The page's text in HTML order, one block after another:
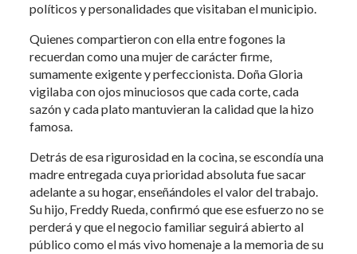
políticos y personalidades que visitaban el municipio.
Quienes compartieron con ella entre fogones la
recuerdan como una mujer de carácter firme,
sumamente exigente y perfeccionista. Doña Gloria
vigilaba con ojos minuciosos que cada corte, cada
sazón y cada plato mantuvieran la calidad que la hizo
famosa.
Detrás de esa rigurosidad en la cocina, se escondía una
madre entregada cuya prioridad absoluta fue sacar
adelante a su hogar, enseñándoles el valor del trabajo.
Su hijo, Freddy Rueda, confirmó que ese esfuerzo no se
perderá y que el negocio familiar seguirá abierto al
público como el más vivo homenaje a la memoria de su